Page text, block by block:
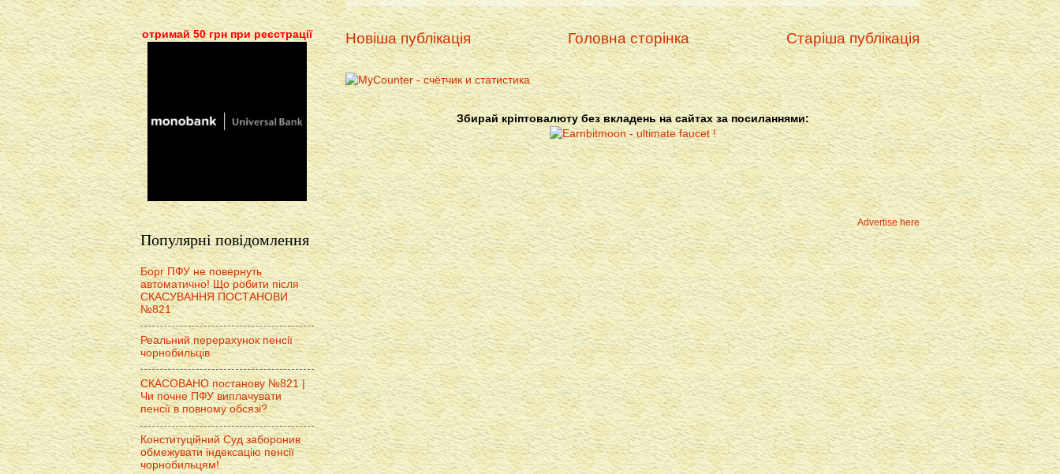
Новіша публікація Старіша публікація
Головна сторінка
Збирай кріптовалюту без вкладень на сайтах за посиланнями:
Advertise here
отримай 50 грн при реєстрації
Популярні повідомлення
Борг ПФУ не повернуть
автоматично! Що робити після
СКАСУВАННЯ ПОСТАНОВИ
№821
Реальний перерахунок пенсії
чорнобильців
СКАСОВАНО постанову №821 |
Чи почне ПФУ виплачувати
пенсії в повному обсязі?
Конституційний Суд заборонив
обмежувати індексацію пенсії
чорнобильцям!